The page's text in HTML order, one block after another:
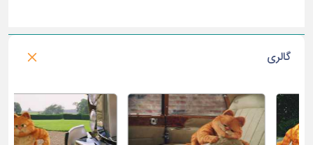
گالری